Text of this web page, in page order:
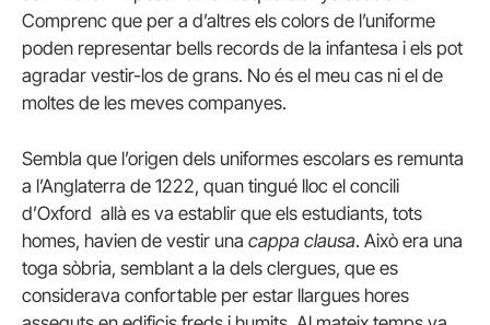
Comprenc que per a d’altres els colors de l’uniforme
poden representar bells records de la infantesa i els pot
agradar vestir-los de grans. No és el meu cas ni el de
moltes de les meves companyes.
Sembla que l’origen dels uniformes escolars es remunta
a l’Anglaterra de 1222, quan tingué lloc el concili
d’Oxford allà es va establir que els estudiants, tots
homes, havien de vestir una cappa clausa. Això era una
toga sòbria, semblant a la dels clergues, que es
considerava confortable per estar llargues hores